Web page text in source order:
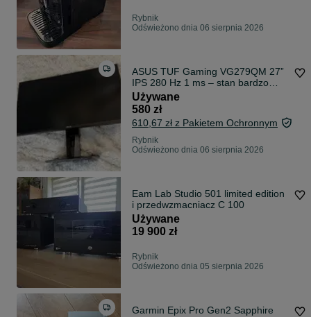
Rybnik
Odświeżono dnia 06 sierpnia 2026
ASUS TUF Gaming VG279QM 27”
IPS 280 Hz 1 ms – stan bardzo
dobry
Używane
580 zł
610,67 zł z Pakietem Ochronnym
Rybnik
Odświeżono dnia 06 sierpnia 2026
Eam Lab Studio 501 limited edition
i przedwzmacniacz C 100
Używane
19 900 zł
Rybnik
Odświeżono dnia 05 sierpnia 2026
Garmin Epix Pro Gen2 Sapphire